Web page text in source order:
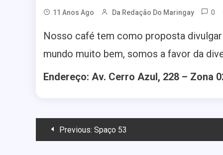
11 Anos Ago Da Redação Do Maringay 0
Nosso café tem como proposta
mundo muito bem, somos a favor da
Endereço: Av. Cerro Azul, 228 – Zona
Navegação
Previous: Spaço 53